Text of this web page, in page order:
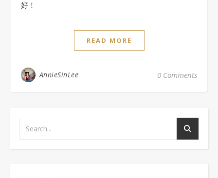
好！
READ MORE
AnnieSinLee 0 Comments